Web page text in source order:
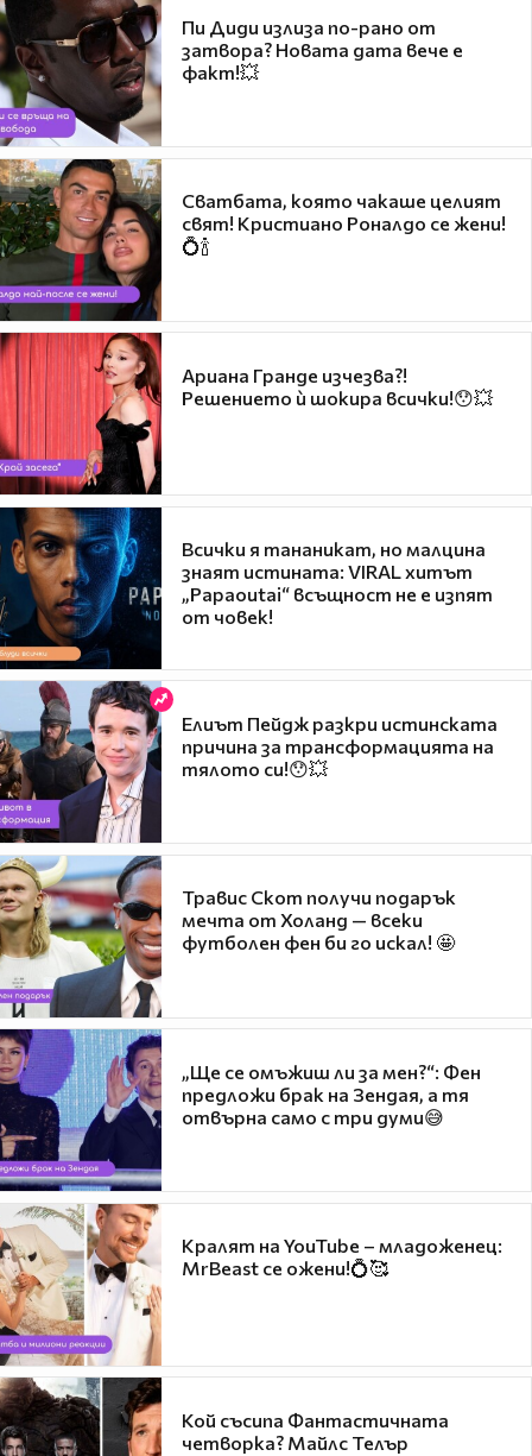
Пи Диди излиза по-рано от
затвора? Новата дата вече е
факт!💥
Сватбата, която чакаше целият
свят! Кристиано Роналдо се жени!
💍🍾
Ариана Гранде изчезва?!
Решението ѝ шокира всички!😯💥
Всички я тананикат, но малцина
знаят истината: VIRAL хитът
„Papaoutai“ всъщност не е изпят
от човек!
Елиът Пейдж разкри истинската
причина за трансформацията на
тялото си!😯💥
Травис Скот получи подарък
мечта от Холанд — всеки
футболен фен би го искал! 🤩
„Ще се омъжиш ли за мен?“: Фен
предложи брак на Зендая, а тя
отвърна само с три думи😅
Кралят на YouTube – младоженец:
MrBeast се ожени!💍🥰
Кой съсипа Фантастичната
четворка? Майлс Телър